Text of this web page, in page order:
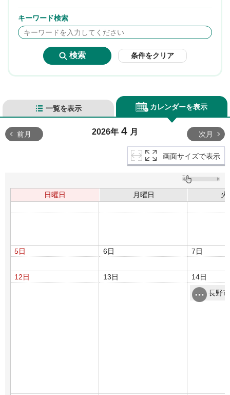
キーワード検索
条件をクリア
一覧を表示 カレンダーを表示
前月 2026年 4 月 次月
画面サイズで表示
日曜日 月曜日 火
5日 6日 7日
12日 13日
14日
長野